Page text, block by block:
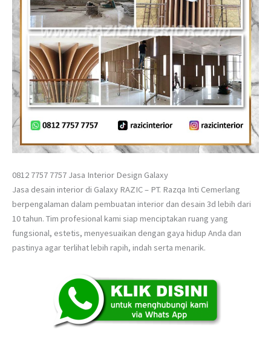
0812 7757 7757 Jasa Interior Design Galaxy
Jasa desain interior di Galaxy RAZIC – PT. Razqa Inti Cemerlang
berpengalaman dalam pembuatan interior dan desain 3d lebih dari
10 tahun. Tim profesional kami siap menciptakan ruang yang
fungsional, estetis, menyesuaikan dengan gaya hidup Anda dan
pastinya agar terlihat lebih rapih, indah serta menarik.